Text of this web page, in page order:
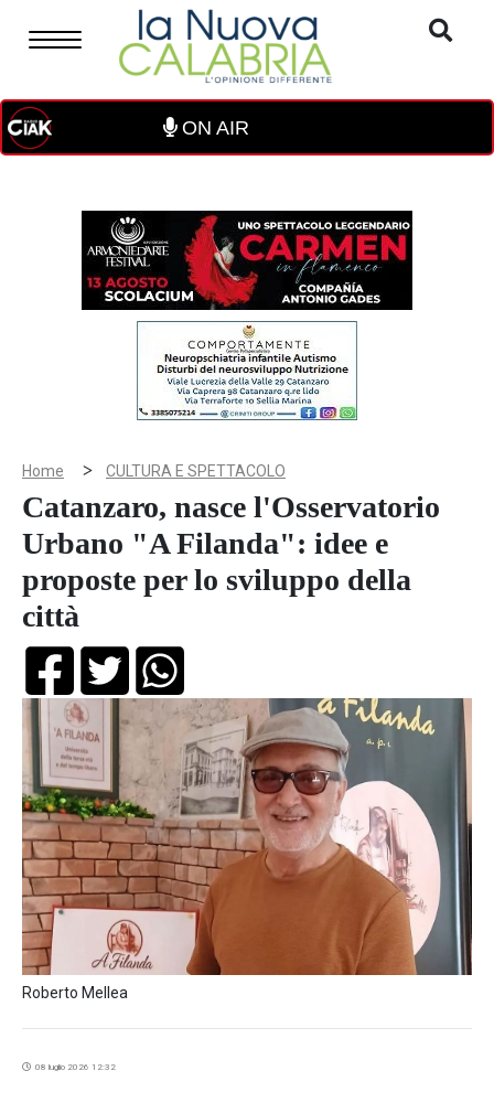
ON AIR
Home > CULTURA E SPETTACOLO
Catanzaro, nasce l'Osservatorio
Urbano "A Filanda": idee e
proposte per lo sviluppo della
città
Roberto Mellea
08 luglio 2026 12:32